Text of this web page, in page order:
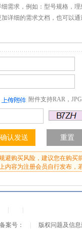
附件支持RAR，
避购买风险，建议您在购买
容为注册会员自行发布，
案号： 版权问题及信息